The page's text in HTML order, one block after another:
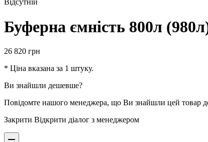
Відсутній
Буферна ємність 800л
26 820 грн
* Ціна вказана за 1 штуку.
Ви знайшли дешевше?
Повідомте нашого менеджера, що Ви знайшли цей
Закрити Відкрити діалог з менеджером